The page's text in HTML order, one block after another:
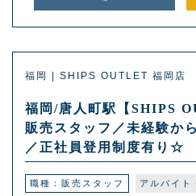
福岡 | SHIPS OUTLET 福岡店
福岡/唐人町駅【SHIPS
販売スタッフ／未経験か
／正社員登用制度有り☆
職種：販売スタッフ アルバイト